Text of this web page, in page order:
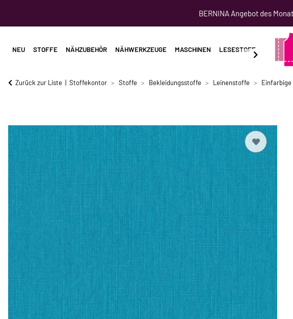
BERNINA Angebot des
NEU STOFFE NÄHZUBEHÖR NÄHWERKZEUGE MASCHINEN LESESTOFF
Zurück zur Liste Stoffekontor Stoffe Bekleidungsstoffe Leinenstoffe